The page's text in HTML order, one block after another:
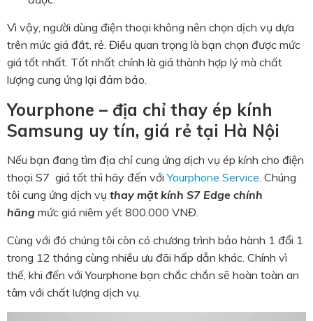
Vì vậy, người dùng điện thoại không nên chọn dịch vụ dựa
trên mức giá đắt, rẻ. Điều quan trọng là bạn chọn được mức
giá tốt nhất. Tốt nhất chính là giá thành hợp lý mà chất
lượng cung ứng lại đảm bảo.
Yourphone – địa chỉ thay ép kính
Samsung uy tín, giá rẻ tại Hà Nội
Nếu bạn đang tìm địa chỉ cung ứng dịch vụ ép kính cho điện
thoại S7 giá tốt thì hãy đến vớiYourphone Service. Chúng
tôi cung ứng dịch vụ thay mặt kính S7 Edge chính
hãng mức giá niêm yết 800.000 VNĐ.
Cùng với đó chúng tôi còn có chương trình bảo hành 1 đổi 1
trong 12 tháng cùng nhiều ưu đãi hấp dẫn khác. Chính vì
thế, khi đến với Yourphone bạn chắc chắn sẽ hoàn toàn an
tâm với chất lượng dịch vụ.